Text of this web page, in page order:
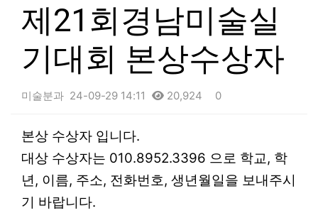
제21회경남미술실
기대회 본상수상자
미술분과 24-09-29 14:11 20,924 0
본문
본상 수상자 입니다.
대상 수상자는 010.8952.3396 으로 학교, 학
년, 이름, 주소, 전화번호, 생년월일을 보내주시
기 바랍니다.